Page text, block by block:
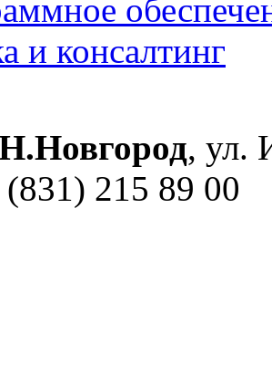
и консалтинг
, ул.
215 89 00